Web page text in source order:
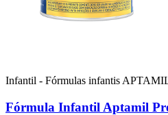
Infantil - Fórmulas infantis
Fórmula Infantil Aptamil